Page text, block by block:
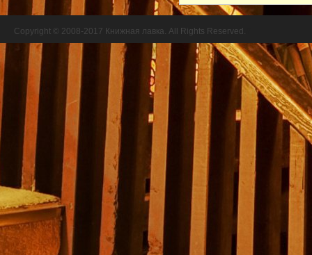
Copyright © 2008-2017 Книжная лавка. All Rights Reserved.